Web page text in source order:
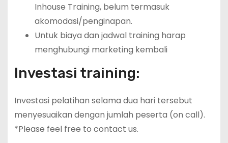
Inhouse Training, belum termasuk
akomodasi/penginapan.
Untuk biaya dan jadwal training harap
menghubungi marketing kembali
Investasi training:
Investasi pelatihan selama dua hari tersebut
menyesuaikan dengan jumlah peserta (on call).
*Please feel free to contact us.